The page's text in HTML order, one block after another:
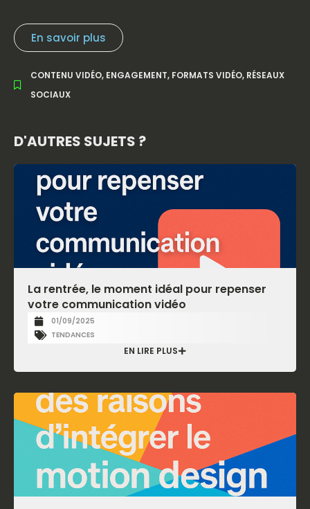
En savoir plus
CONTENU VIDÉO, ENGAGEMENT, FORMATS VIDÉO, RÉSEAUX
SOCIAUX
D'AUTRES SUJETS ?
La rentrée, le moment idéal pour repenser
votre communication vidéo
01/09/2025
TENDANCES
EN LIRE PLUS